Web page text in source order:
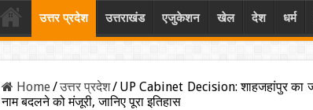
उत्तर प्रदेश उत्तराखंड एजुकेशन खेल देश धर्म
Home/उत्तर प्रदेश/ UP Cabinet Decision: शाहजहांपुर का
नाम बदलने को मंजूरी, जानिए पूरा इतिहास